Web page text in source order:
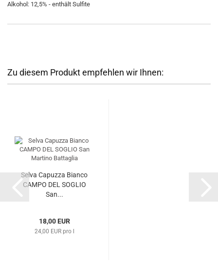
Alkohol: 12,5% - enthält Sulfite
Zu diesem Produkt empfehlen wir Ihnen:
Selva Capuzza Bianco
CAMPO DEL SOGLIO
San...
18,00 EUR
24,00 EUR pro l